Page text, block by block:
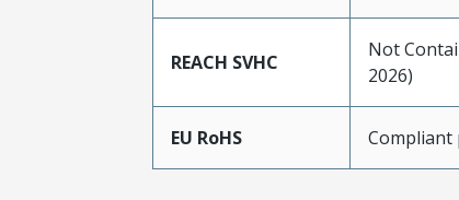
REACH SVHC
Not
2026)
EU RoHS Compliant